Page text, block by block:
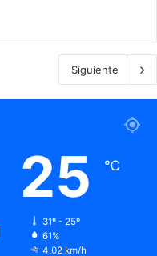
Siguiente
25 ℃
31º - 25º
61%
4.02 km/h